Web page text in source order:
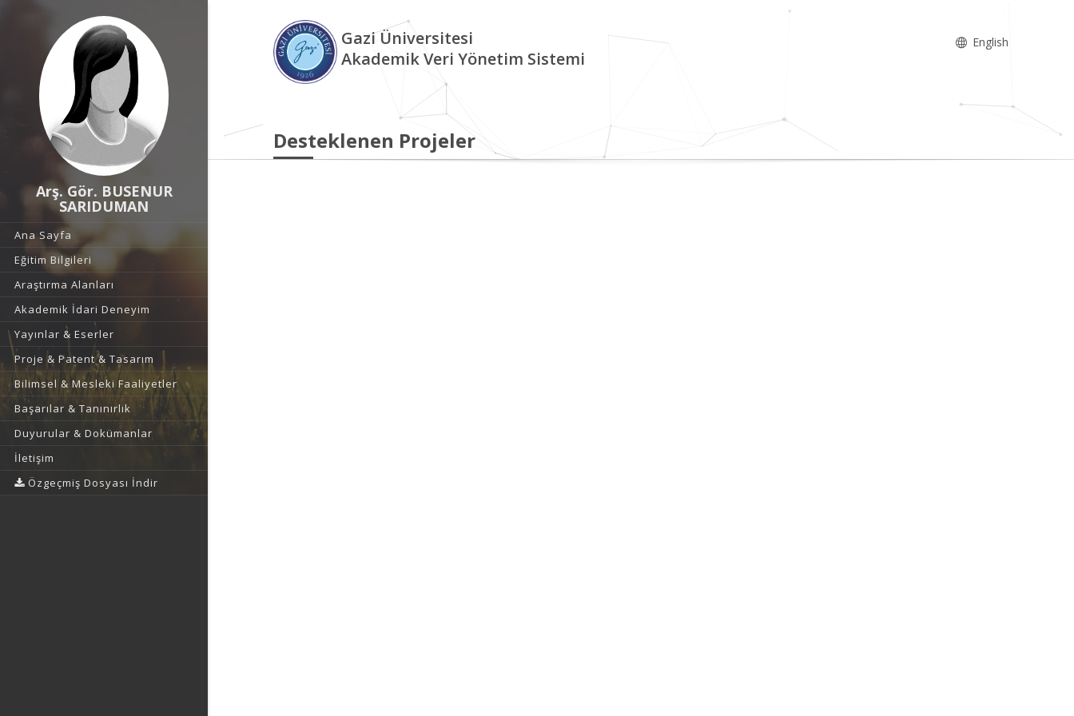
Arş. Gör. BUSENUR
SARIDUMAN
Ana Sayfa
Eğitim Bilgileri
Araştırma Alanları
Akademik İdari Deneyim
Yayınlar & Eserler
Proje & Patent & Tasarım
Bilimsel & Mesleki Faaliyetler
Başarılar & Tanınırlık
Duyurular & Dokümanlar
İletişim
Özgeçmiş Dosyası İndir
Gazi Üniversitesi
Akademik Veri Yönetim Sistemi
English
Desteklenen Projeler